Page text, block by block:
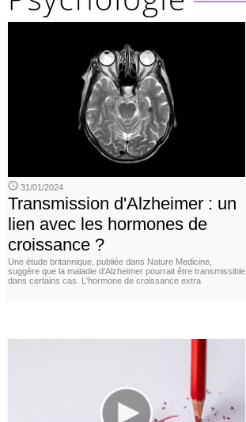
31/01/2024
Transmission d'Alzheimer : un
lien avec les hormones de
croissance ?
Une étude britannique, publiée dans Nature Medicine,
suggère que la maladie d’Alzheimer pourrait être transmissible
dans certains cas. L'hormone de croissance extra